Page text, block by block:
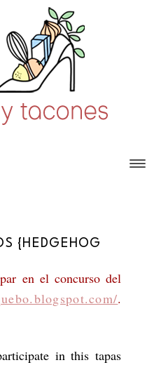
{HEDGEHOG
en el concurso del
.
in this tapas